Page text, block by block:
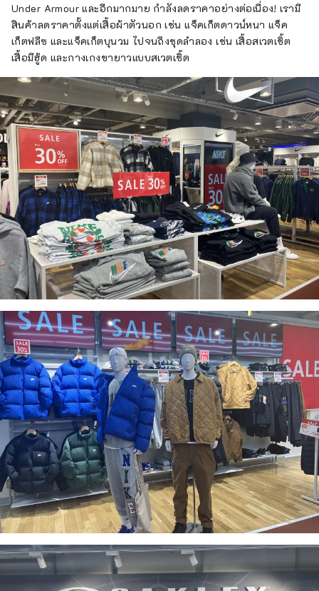
Under Armour และอีกมากมาย กำลังลดราคาอย่างต่อเนื่อง! เรามี
สินค้าลดราคาตั้งแต่เสื้อผ้าตัวนอก เช่น แจ็คเก็ตดาวน์หนา แจ็ค
เก็ตฟลีซ และแจ็คเก็ตบุนวม ไปจนถึงชุดลำลอง เช่น เสื้อสเวตเชิ้ต
เสื้อมีฮู้ด และกางเกงขายาวแบบสเวตเชิ้ต